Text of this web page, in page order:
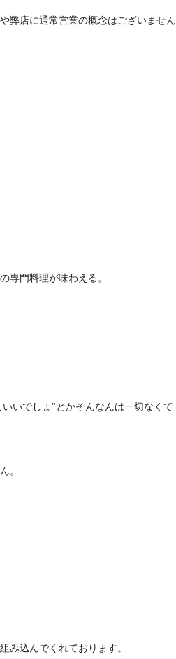
弊店に通常営業の概念はございません
専門料理が味わえる。
いでしょ"とかそんなんは一切なくて
。
み込んでくれております。